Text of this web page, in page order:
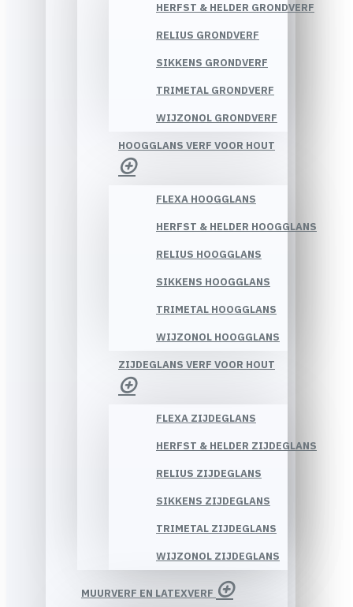
HERFST & HELDER GRONDVERF
RELIUS GRONDVERF
SIKKENS GRONDVERF
TRIMETAL GRONDVERF
WIJZONOL GRONDVERF
HOOGGLANS VERF VOOR HOUT
FLEXA HOOGGLANS
HERFST & HELDER HOOGGLANS
RELIUS HOOGGLANS
SIKKENS HOOGGLANS
TRIMETAL HOOGGLANS
WIJZONOL HOOGGLANS
ZIJDEGLANS VERF VOOR HOUT
FLEXA ZIJDEGLANS
HERFST & HELDER ZIJDEGLANS
RELIUS ZIJDEGLANS
SIKKENS ZIJDEGLANS
TRIMETAL ZIJDEGLANS
WIJZONOL ZIJDEGLANS
MUURVERF EN LATEXVERF